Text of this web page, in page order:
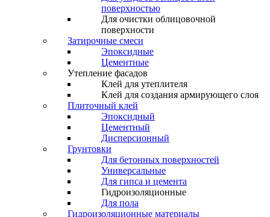
поверхностью
Для очистки облицовочной
поверхности
Затирочные смеси
Эпоксидные
Цементные
Утепление фасадов
Клей для утеплителя
Клей для создания армирующего слоя
Плиточный клей
Эпоксидный
Цементный
Дисперсионный
Грунтовки
Для бетонных поверхностей
Универсальные
Для гипса и цемента
Гидроизоляционные
Для пола
Гидроизоляционные материалы